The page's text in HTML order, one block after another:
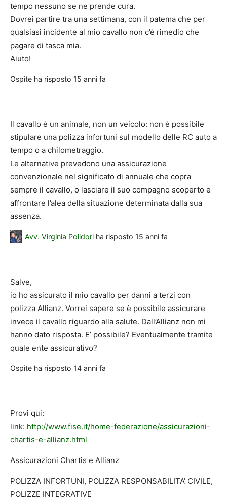
tempo nessuno se ne prende cura.
Dovrei partire tra una settimana, con il patema che per
qualsiasi incidente al mio cavallo non c’è rimedio che
pagare di tasca mia.
Aiuto!
Ospite ha risposto 15 anni fa
Il cavallo è un animale, non un veicolo: non è possibile
stipulare una polizza infortuni sul modello delle RC auto a
tempo o a chilometraggio.
Le alternative prevedono una assicurazione
convenzionale nel significato di annuale che copra
sempre il cavallo, o lasciare il suo compagno scoperto e
affrontare l’alea della situazione determinata dalla sua
assenza.
Avv. Virginia Polidori ha risposto 15 anni fa
Salve,
io ho assicurato il mio cavallo per danni a terzi con
polizza Allianz. Vorrei sapere se è possibile assicurare
invece il cavallo riguardo alla salute. Dall’Allianz non mi
hanno dato risposta. E’ possibile? Eventualmente tramite
quale ente assicurativo?
Ospite ha risposto 14 anni fa
Provi qui:
link: http://www.fise.it/home-federazione/assicurazioni-
chartis-e-allianz.html
Assicurazioni Chartis e Allianz
POLIZZA INFORTUNI, POLIZZA RESPONSABILITA’ CIVILE,
POLIZZE INTEGRATIVE